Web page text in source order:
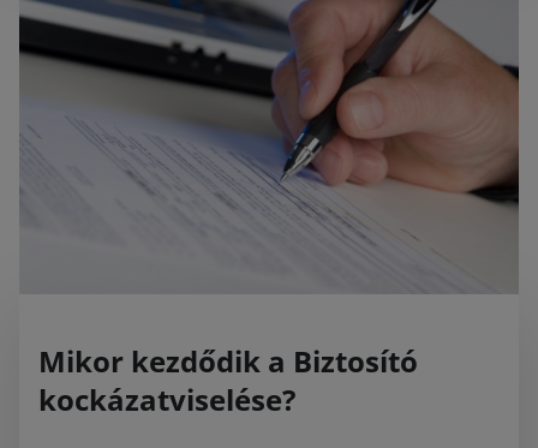
Mikor kezdődik a Biztosító
kockázatviselése?